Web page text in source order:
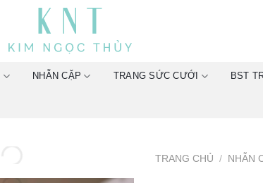
NHẪN CẶP TRANG SỨC CƯỚI BST
TRANG CHỦ / NHẪN